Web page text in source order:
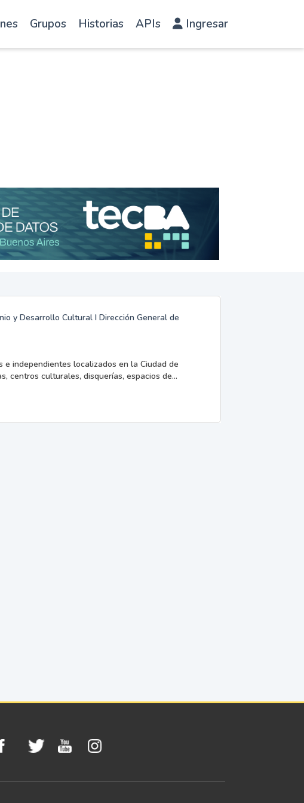
Grupos Historias APIs Ingresar
y Desarrollo Cultural I Dirección General de
independientes localizados en la Ciudad de
centros culturales, disquerías, espacios de...